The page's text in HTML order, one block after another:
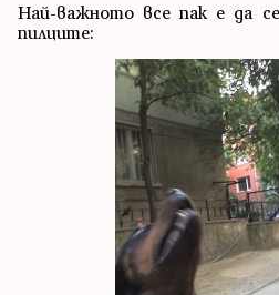
Най-важното все пак е да
пилците: